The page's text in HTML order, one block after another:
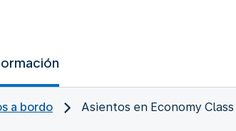
a bordo Asientos en Economy Class